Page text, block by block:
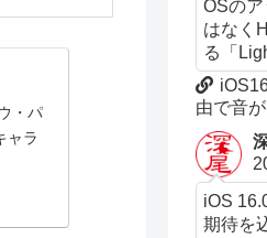
・パ
ャラ
OSの
はなく
る「
由で音
iOS
期待を